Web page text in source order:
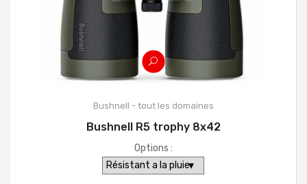
Bushnell - tout les domaines
Bushnell R5 trophy 8x42
Options :